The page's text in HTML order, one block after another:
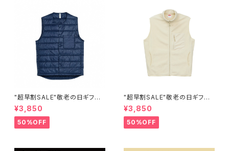
"超早割SALE"敬老の日ギフト
【キルトベスト】オーダー ワンポ
イント刺繍
¥3,850
50%OFF
"超早割SALE"敬老の日ギフト
【マイクロフリース フルジップ
ベスト（一重） オーダー ワンポ
イント刺繍
¥3,850
50%OFF